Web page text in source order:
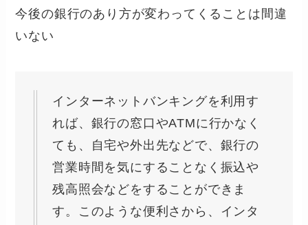
今後の銀行のあり方が変わってくることは間違
いない
インターネットバンキングを利用す
れば、銀行の窓口やATMに行かなく
ても、自宅や外出先などで、銀行の
営業時間を気にすることなく振込や
残高照会などをすることができま
す。このような便利さから、インタ